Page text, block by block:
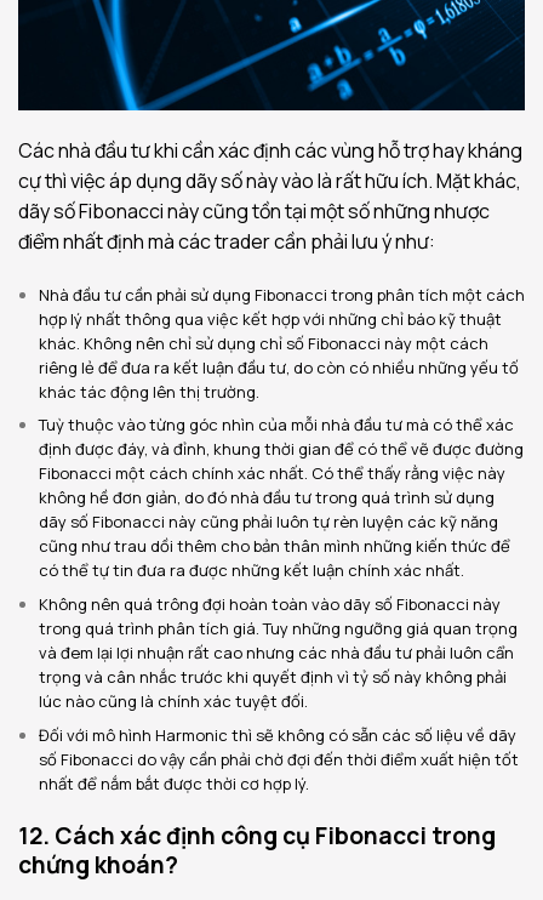
Các nhà đầu tư khi cần xác định các vùng hỗ trợ hay kháng
cự thì việc áp dụng dãy số này vào là rất hữu ích. Mặt khác,
dãy số Fibonacci này cũng tồn tại một số những nhược
điểm nhất định mà các trader cần phải lưu ý như:
Nhà đầu tư cần phải sử dụng Fibonacci trong phân tích một cách
hợp lý nhất thông qua việc kết hợp với những chỉ báo kỹ thuật
khác. Không nên chỉ sử dụng chỉ số Fibonacci này một cách
riêng lẻ để đưa ra kết luận đầu tư, do còn có nhiều những yếu tố
khác tác động lên thị trường.
Tuỳ thuộc vào từng góc nhìn của mỗi nhà đầu tư mà có thể xác
định được đáy, và đỉnh, khung thời gian để có thể vẽ được đường
Fibonacci một cách chính xác nhất. Có thể thấy rằng việc này
không hề đơn giản, do đó nhà đầu tư trong quá trình sử dụng
dãy số Fibonacci này cũng phải luôn tự rèn luyện các kỹ năng
cũng như trau dồi thêm cho bản thân mình những kiến thức để
có thể tự tin đưa ra được những kết luận chính xác nhất.
Không nên quá trông đợi hoàn toàn vào dãy số Fibonacci này
trong quá trình phân tích giá. Tuy những ngưỡng giá quan trọng
và đem lại lợi nhuận rất cao nhưng các nhà đầu tư phải luôn cẩn
trọng và cân nhắc trước khi quyết định vì tỷ số này không phải
lúc nào cũng là chính xác tuyệt đối.
Đối với mô hình Harmonic thì sẽ không có sẵn các số liệu về dãy
số Fibonacci do vậy cần phải chờ đợi đến thời điểm xuất hiện tốt
nhất để nắm bắt được thời cơ hợp lý.
12. Cách xác định công cụ Fibonacci trong
chứng khoán?